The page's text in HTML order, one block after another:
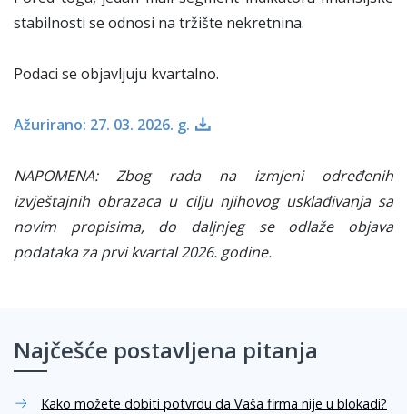
stabilnosti se odnosi na tržište nekretnina.
Podaci se objavljuju kvartalno.
Ažurirano: 27. 03. 2026. g.
NAPOMENA: Zbog rada na izmjeni određenih
izvještajnih obrazaca u cilju njihovog usklađivanja sa
novim propisima, do daljnjeg se odlaže objava
podataka za prvi kvartal 2026. godine.
Najčešće postavljena pitanja
Kako možete dobiti potvrdu da Vaša firma nije u blokadi?